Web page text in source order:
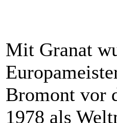
Mit Granat
Bromont vor
1978 als